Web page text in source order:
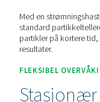
Mål de
1 og bidrar til å